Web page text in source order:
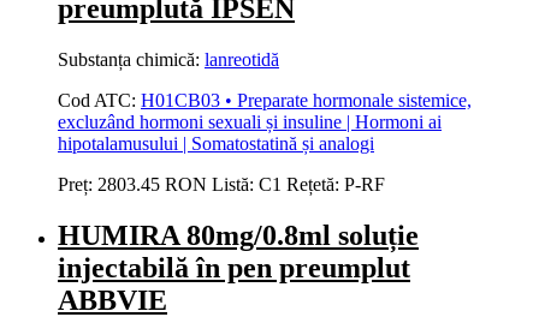
preumplută IPSEN
Substanța chimică: lanreotidă
Cod ATC: H01CB03 • Preparate hormonale sistemice,
excluzând hormoni sexuali și insuline | Hormoni ai
hipotalamusului | Somatostatină și analogi
Preț: 2803.45 RON Listă: C1 Rețetă: P-RF
HUMIRA 80mg/0.8ml soluție
injectabilă în pen preumplut
ABBVIE